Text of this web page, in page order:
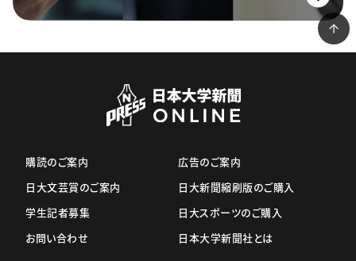
購読のご案内
日大文芸賞のご案内
学生記者募集
お問い合わせ
広告のご案内
日大新聞縮刷版のご購入
日大スポーツのご購入
日本大学新聞社とは